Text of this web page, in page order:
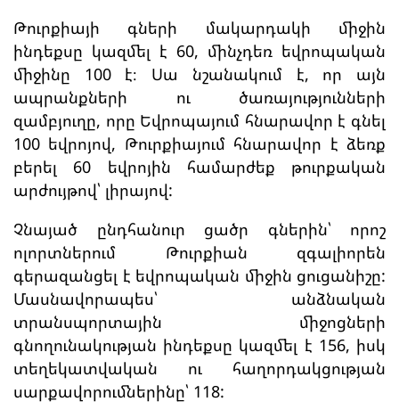
Թուրքիայի գների մակարդակի միջին
ինդեքսը կազմել է 60, մինչդեռ եվրոպական
միջինը 100 է։ Սա նշանակում է, որ այն
ապրանքների ու ծառայությունների
զամբյուղը, որը Եվրոպայում հնարավոր է գնել
100 եվրոյով, Թուրքիայում հնարավոր է ձեռք
բերել 60 եվրոյին համարժեք թուրքական
արժույթով՝ լիրայով:
Չնայած ընդհանուր ցածր գներին՝ որոշ
ոլորտներում Թուրքիան զգալիորեն
գերազանցել է եվրոպական միջին ցուցանիշը:
Մասնավորապես՝ անձնական
տրանսպորտային միջոցների
գնողունակության ինդեքսը կազմել է 156, իսկ
տեղեկատվական ու հաղորդակցության
սարքավորումներինը՝ 118: